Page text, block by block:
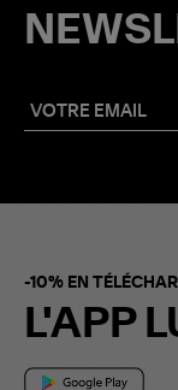
-10% EN
L'APP